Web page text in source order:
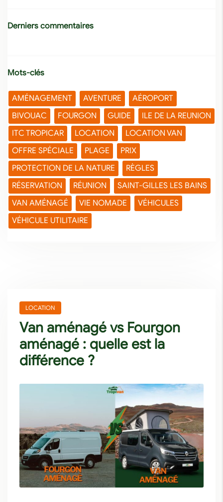
Derniers commentaires
Mots-clés
AMÉNAGEMENT AVENTURE
AÉROPORT
BIVOUAC
FOURGON GUIDE
ILE DE LA REUNION
ITC TROPICAR
LOCATION
LOCATION VAN
OFFRE SPÉCIALE
PLAGE
PRIX
PROTECTION DE LA NATURE
RÈGLES
RÉSERVATION
RÉUNION
SAINT-GILLES LES BAINS
VAN AMÉNAGÉ
VIE NOMADE
VÉHICULES
VÉHICULE UTILITAIRE
LOCATION
Van aménagé vs Fourgon
aménagé : quelle est la
différence ?